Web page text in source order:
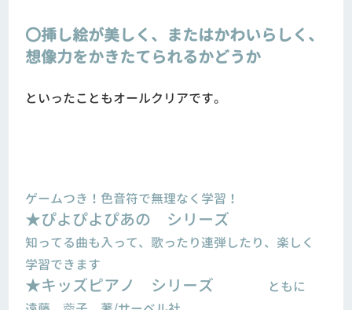
〇挿し絵が美しく、またはかわいらしく、
想像力をかきたてられるかどうか
といったこともオールクリアです。
ゲームつき！色音符で無理なく学習！
★ぴよぴよぴあの シリーズ
知ってる曲も入って、歌ったり連弾したり、楽しく
学習できます
★キッズピアノ シリーズ
ともに